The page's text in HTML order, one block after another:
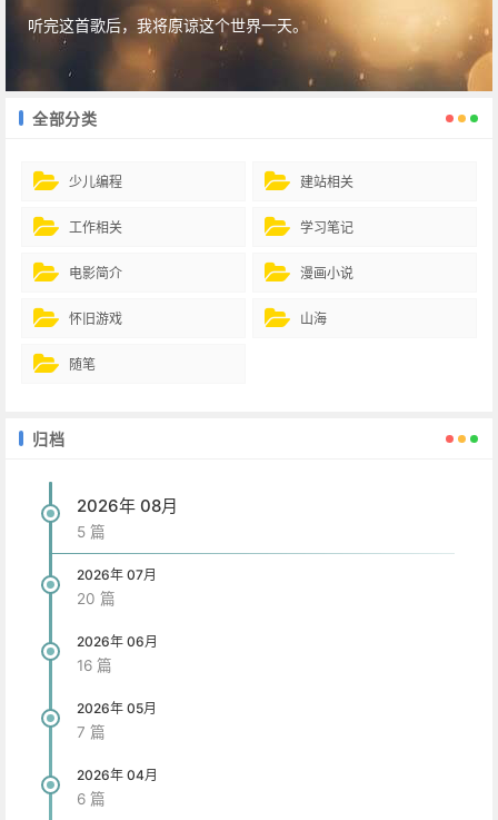
听完这首歌后，我将原谅这个世界一天。
全部分类
少儿编程 建站相关
工作相关 学习笔记
电影简介 漫画小说
怀旧游戏 山海
随笔
归档
2026年 08月
5 篇
2026年 07月
20 篇
2026年 06月
16 篇
2026年 05月
7 篇
2026年 04月
6 篇